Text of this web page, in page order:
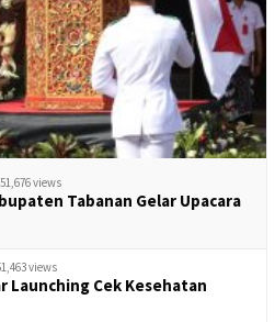
51,676 views
Tabanan Gelar Upacara
views
Launching Cek Kesehatan